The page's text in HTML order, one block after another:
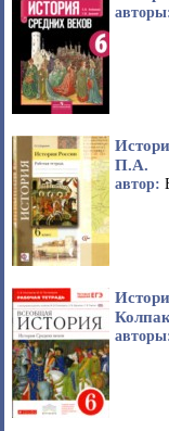
П.А.
автор: